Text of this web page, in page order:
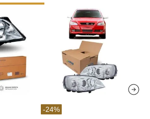
-24%